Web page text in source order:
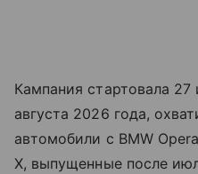
Кампания стартовала
августа 2026 года,
автомобили с BMW
X, выпущенные после